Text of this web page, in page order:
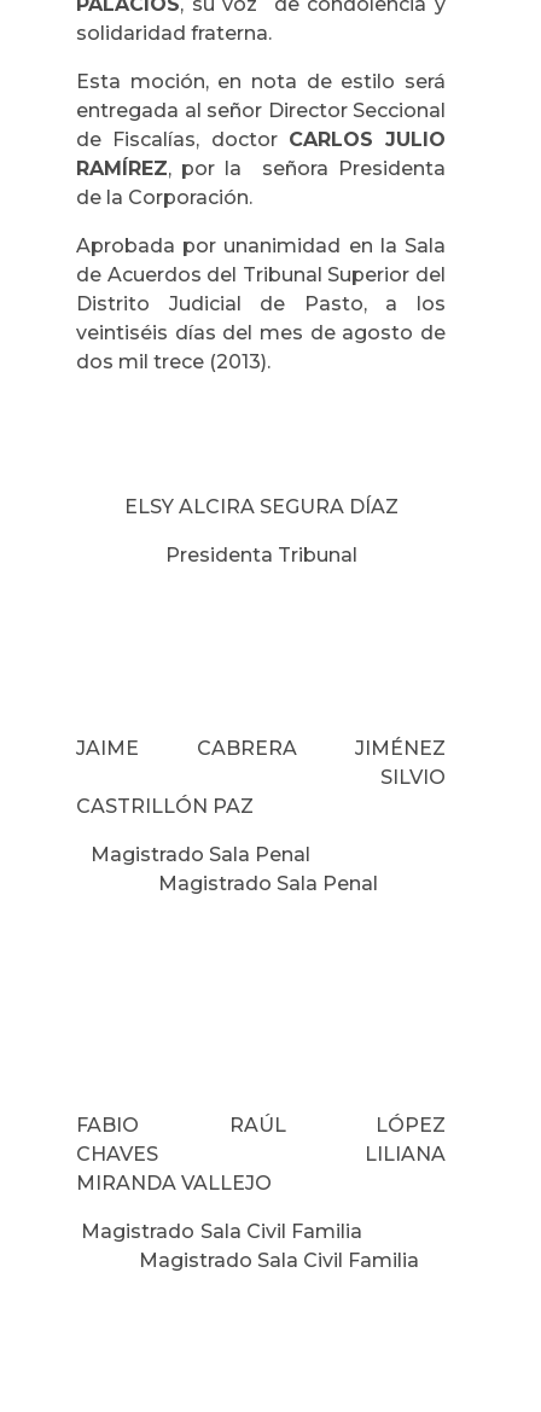
solidaridad fraterna.
Esta moción, en nota de estilo será
entregada al señor Director Seccional
de Fiscalías, doctor CARLOS JULIO
RAMÍREZ, por la señora Presidenta
de la Corporación.
Aprobada por unanimidad en la Sala
de Acuerdos del Tribunal Superior del
Distrito Judicial de Pasto, a los
veintiséis días del mes de agosto de
dos mil trece (2013).
ELSY ALCIRA SEGURA DÍAZ
Presidenta Tribunal
JAIME CABRERA JIMÉNEZ
SILVIO
CASTRILLÓN PAZ
Magistrado Sala Penal
Magistrado Sala Penal
FABIO RAÚL LÓPEZ
CHAVES LILIANA
MIRANDA VALLEJO
Magistrado Sala Civil Familia
Magistrado Sala Civil Familia